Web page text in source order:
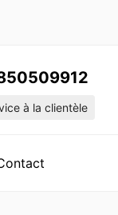
à la clientèle